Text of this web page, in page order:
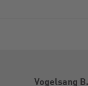
Vogelsang